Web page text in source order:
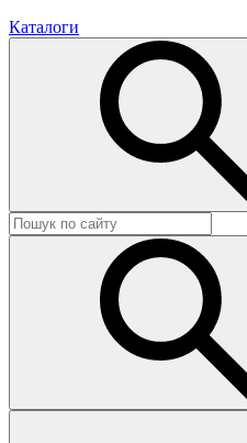
Каталоги